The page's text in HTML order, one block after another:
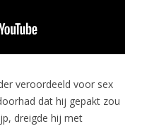
veroordeeld voor sex
dat hij gepakt zou
dreigde hij met